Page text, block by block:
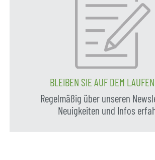
BLEIBEN SIE AUF DEM
Regelmäßig über unseren
Neuigkeiten und Infos